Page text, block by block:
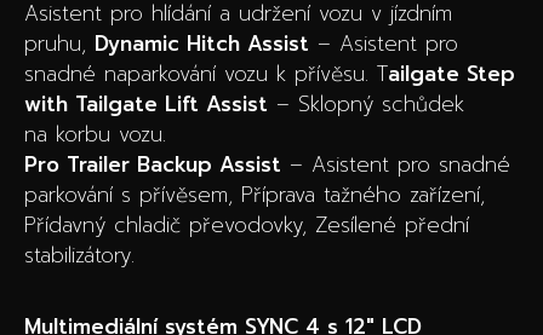
Asistent pro hlídání a udržení vozu v jízdním
pruhu, Dynamic Hitch Assist – Asistent pro
snadné naparkování vozu k přívěsu. Tailgate Step
with Tailgate Lift Assist – Sklopný schůdek
na korbu vozu.
Pro Trailer Backup Assist – Asistent pro snadné
parkování s přívěsem, Příprava tažného zařízení,
Přídavný chladič převodovky, Zesílené přední
stabilizátory.
Multimediální systém SYNC 4 s 12″ LCD